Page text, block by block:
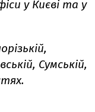
у Києві та у
Сумській,